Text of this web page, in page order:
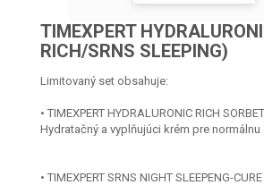
TIMEXPERT
RICH/SRNS SLEEPING)
Limitovaný set obsahuje:
• TIMEXPERT HYDRALURONIC RICH
Hydratačný a vyplňujúci krém pre
• TIMEXPERT SRNS NIGHT SLEEPENG-